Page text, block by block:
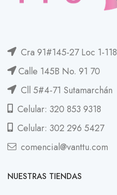
Cra 91#145-27 Loc 1-118
Calle 145B No. 91 70
Cll 5#4-71 Sutamarchán
Celular: 320 853 9318
Celular: 302 296 5427
comencial@vanttu.com
NUESTRAS TIENDAS